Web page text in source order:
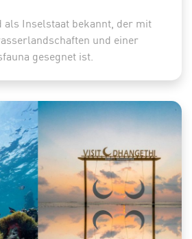
als Inselstaat bekannt, der mit
und einer
gesegnet ist.